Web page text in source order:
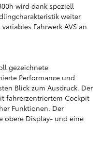
wird dank speziell
weiter
Fahrwerk AVS an
gezeichnete
Performance und
Blick zum Ausdruck. Der
fahrerzentriertem Cockpit
Funktionen. Der
obere Display- und eine